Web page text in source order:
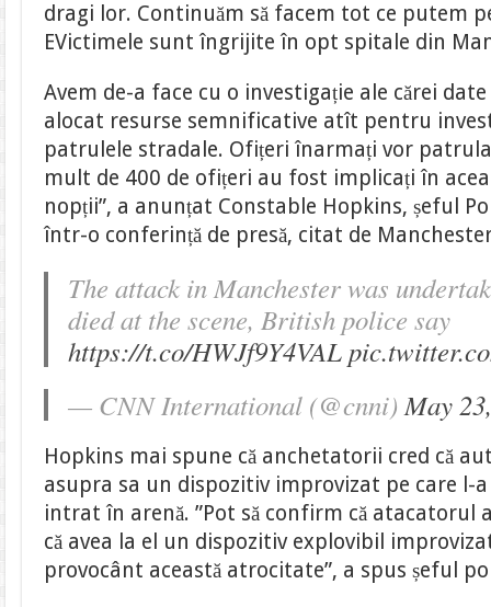
dragi lor. Continuăm să facem tot ce putem
EVictimele sunt îngrijite în opt spitale din
Avem de-a face cu o investigație ale cărei
alocat resurse semnificative atît pentru
patrulele stradale. Ofițeri înarmați vor
mult de 400 de ofițeri au fost implicați în
nopții”, a anunțat Constable Hopkins, șeful
într-o conferință de presă, citat de
The attack in Manchester was
died at the scene, British police say
https://t.co/HWJf9Y4VAL
— CNN International (@cnni)May
Hopkins mai spune că anchetatorii cred că
asupra sa un dispozitiv improvizat pe care l-
intrat în arenă. ”Pot să confirm că atacatorul
că avea la el un dispozitiv explovibil
provocânt această atrocitate”, a spus șeful